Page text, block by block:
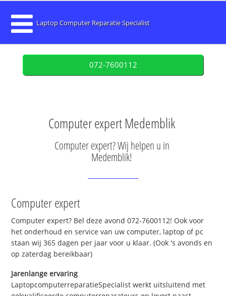
Laptop Computer Reparatie Specialist
072-7600112
Computer expert Medemblik
Computer expert? Wij helpen u in
Medemblik!
Computer expert
Computer expert? Bel deze avond 072-7600112! Ook voor
het onderhoud en service van uw computer, laptop of pc
staan wij 365 dagen per jaar voor u klaar. (Ook 's avonds en
op zaterdag bereikbaar)
Jarenlange ervaring
LaptopcomputerreparatieSpecialist werkt uitsluitend met